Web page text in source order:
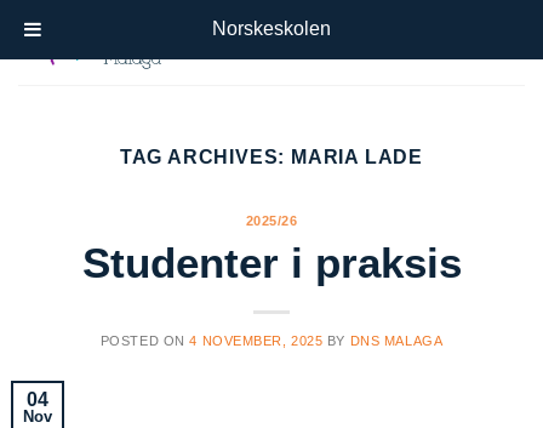
TAG ARCHIVES: MARIA LADE
2025/26
Studenter i praksis
POSTED ON4 NOVEMBER, 2025 BY DNS MALAGA
04
Nov
Norskeskolen